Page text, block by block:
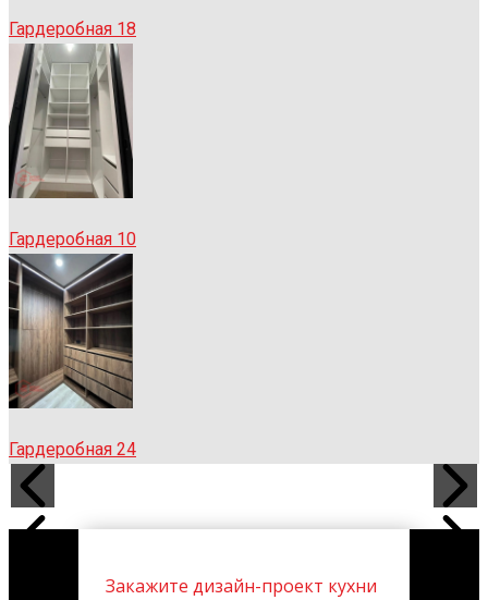
Гардеробная 18
Гардеробная 10
Гардеробная 24
Закажите дизайн-проект кухни